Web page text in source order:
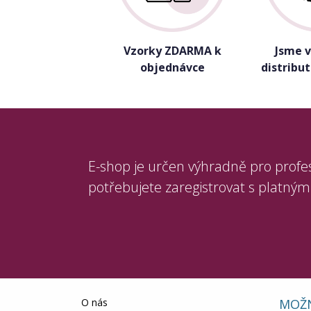
Vzorky ZDARMA k
objednávce
Jsme
E-shop je určen výhradně pro
potřebujete zaregistrovat s platným
O nás